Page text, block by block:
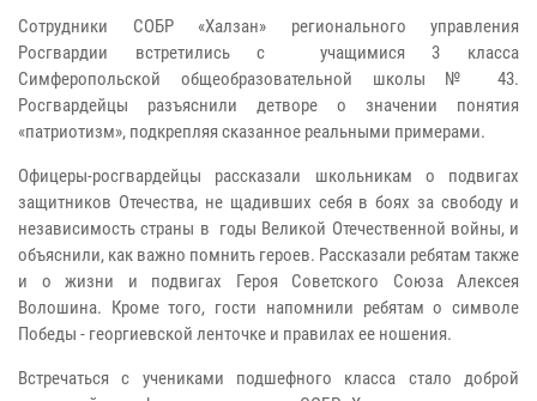
Сотрудники СОБР «Халзан» регионального управления
Росгвардии встретились с учащимися 3 класса
Симферопольской общеобразовательной школы № 43.
Росгвардейцы разъяснили детворе о значении понятия
«патриотизм», подкрепляя сказанное реальными примерами.
Офицеры-росгвардейцы рассказали школьникам о подвигах
защитников Отечества, не щадивших себя в боях за свободу и
независимость страны в годы Великой Отечественной войны, и
объяснили, как важно помнить героев. Рассказали ребятам также
и о жизни и подвигах Героя Советского Союза Алексея
Волошина. Кроме того, гости напомнили ребятам о символе
Победы - георгиевской ленточке и правилах ее ношения.
Встречаться с учениками подшефного класса стало доброй